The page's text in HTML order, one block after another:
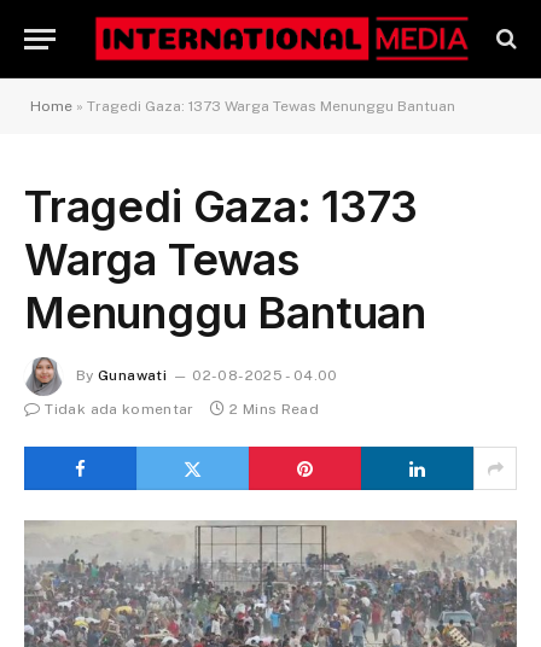
Home » Tragedi Gaza: 1373 Warga Tewas Menunggu Bantuan
Tragedi Gaza: 1373
Warga Tewas
Menunggu Bantuan
By Gunawati
02-08-2025 - 04.00
Tidak ada komentar
2 Mins Read